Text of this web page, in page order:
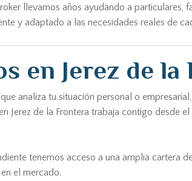
llevamos años ayudando a
y adaptado a las necesidades reales de
en Jerez de la
analiza tu situación personal o
Jerez de la Frontera trabaja contigo desde
tenemos acceso a una amplia cartera
el mercado.